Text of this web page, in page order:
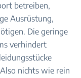
betreiben,
Ausrüstung,
Die geringe
verhindert
nichts wie rein